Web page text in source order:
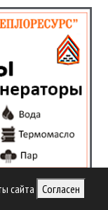
сайта Согласен